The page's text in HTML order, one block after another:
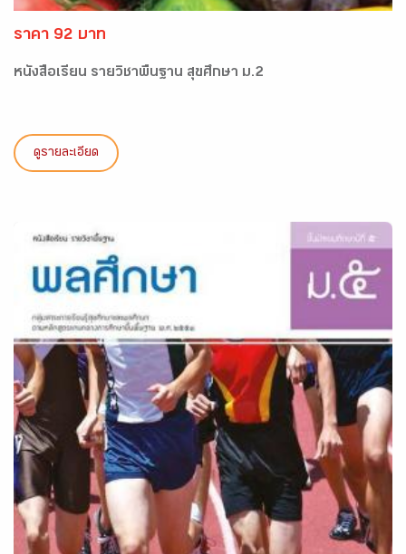
ราคา 92 บาท
หนังสือเรียน รายวิชาพื้นฐาน สุขศึกษา ม.2
ดูรายละเอียด